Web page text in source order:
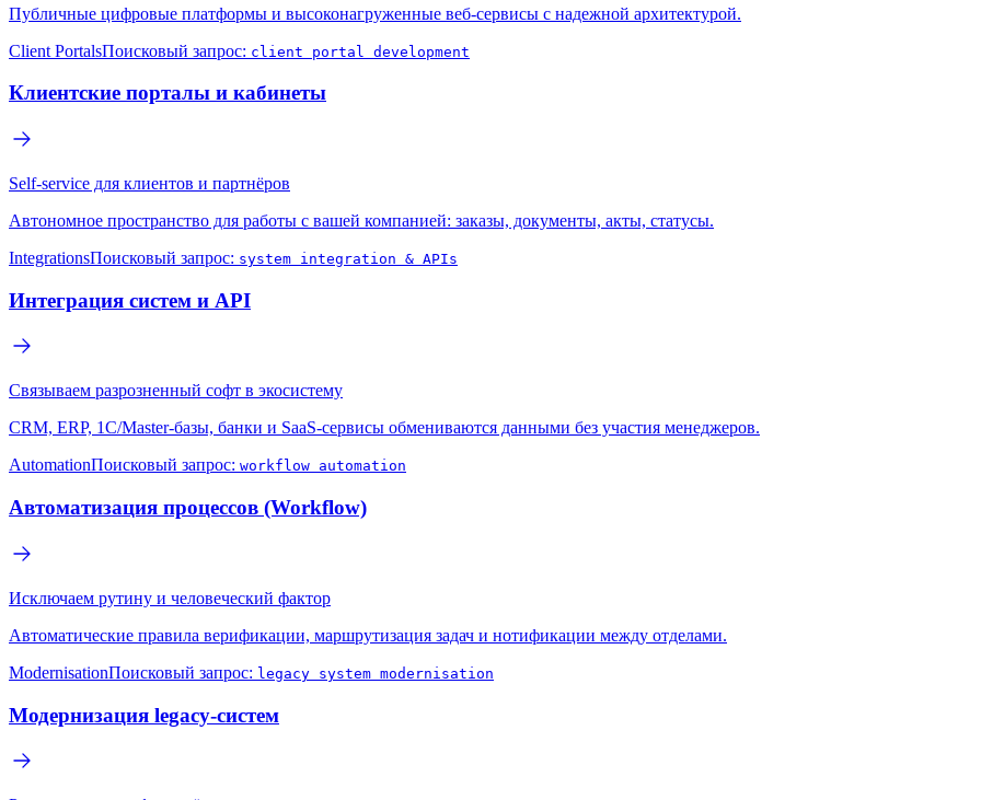
Публичные цифровые платформы и высоконагруженные веб-сервисы с надежной архитектурой.
Client PortalsПоисковый запрос: client portal development
Клиентские порталы и кабинеты
Self-service для клиентов и партнёров
Автономное пространство для работы с вашей компанией: заказы, документы, акты, статусы.
IntegrationsПоисковый запрос: system integration & APIs
Интеграция систем и API
Связываем разрозненный софт в экосистему
CRM, ERP, 1С/Master-базы, банки и SaaS-сервисы обмениваются данными без участия менеджеров.
AutomationПоисковый запрос: workflow automation
Автоматизация процессов (Workflow)
Исключаем рутину и человеческий фактор
Автоматические правила верификации, маршрутизация задач и нотификации между отделами.
ModernisationПоисковый запрос: legacy system modernisation
Модернизация legacy-систем